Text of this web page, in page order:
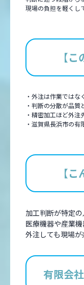
現場の負担を軽くし
【
・外注は作業ではな
・判断の分散が品質
・精密加工ほど外注
・滋賀県長浜市の
【
加工判断が特定
医療機器や産業
外注しても現場
有限会